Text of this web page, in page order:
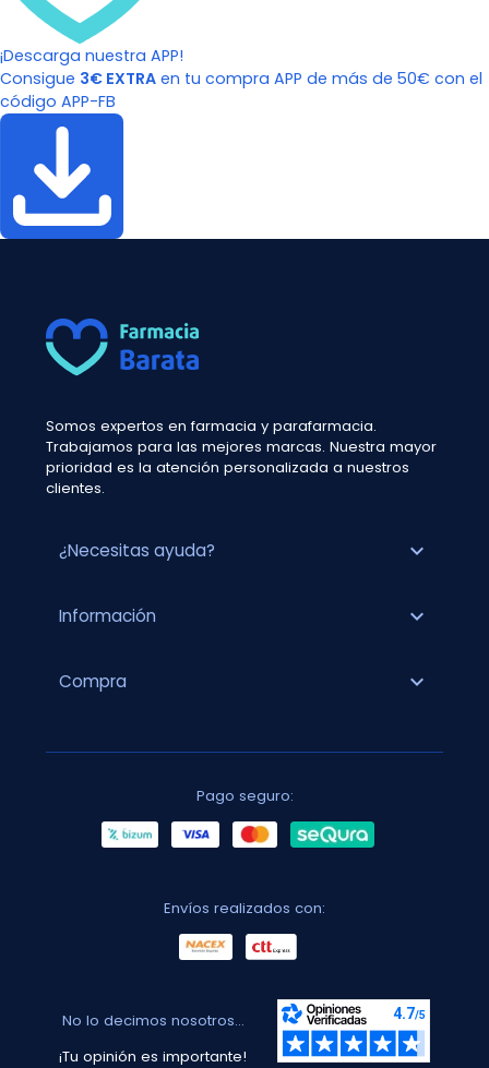
¡Descarga nuestra APP!
Consigue 3€ EXTRA en tu compra APP de más de 50€ con el
código APP-FB
Somos expertos en farmacia y parafarmacia.
Trabajamos para las mejores marcas. Nuestra mayor
prioridad es la atención personalizada a nuestros
clientes.
¿Necesitas ayuda? expand_more
Información expand_more
Compra expand_more
Pago seguro:
Envíos realizados con:
No lo decimos nosotros...
¡Tu opinión es importante!